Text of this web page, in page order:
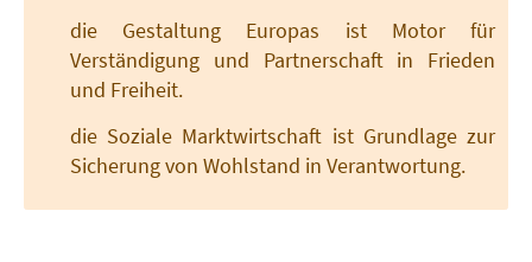
die Gestaltung Europas ist Motor für
Verständigung und Partnerschaft in Frieden
und Freiheit.
die Soziale Marktwirtschaft ist Grundlage zur
Sicherung von Wohlstand in Verantwortung.